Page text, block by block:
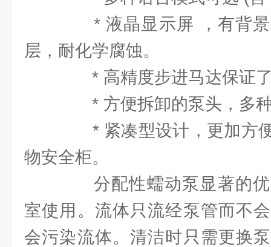
* 液晶显示屏 ，有背景
层，耐化学腐蚀。
* 高精度步进马达保证了
* 方便拆卸的泵头，多种
* 紧凑型设计，更加方
物安全柜。
分配性蠕动泵显著的优
室使用。流体只流经泵管而不
会污染流体。清洁时只需更换